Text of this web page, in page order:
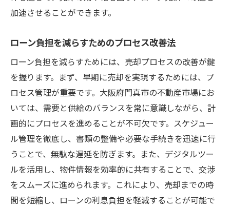
加速させることができます。
ローン負担を減らすためのプロセス改善法
ローン負担を減らすためには、売却プロセスの改善が鍵
を握ります。まず、早期に売却を実現するためには、プ
ロセス管理が重要です。大阪府門真市の不動産市場にお
いては、需要と供給のバランスを常に意識しながら、計
画的にプロセスを進めることが不可欠です。スケジュー
ル管理を徹底し、書類の整備や必要な手続きを迅速に行
うことで、無駄な遅延を防ぎます。また、デジタルツー
ルを活用し、物件情報を効率的に共有することで、交渉
をスムーズに進められます。これにより、売却までの時
間を短縮し、ローンの利息負担を軽減することが可能で